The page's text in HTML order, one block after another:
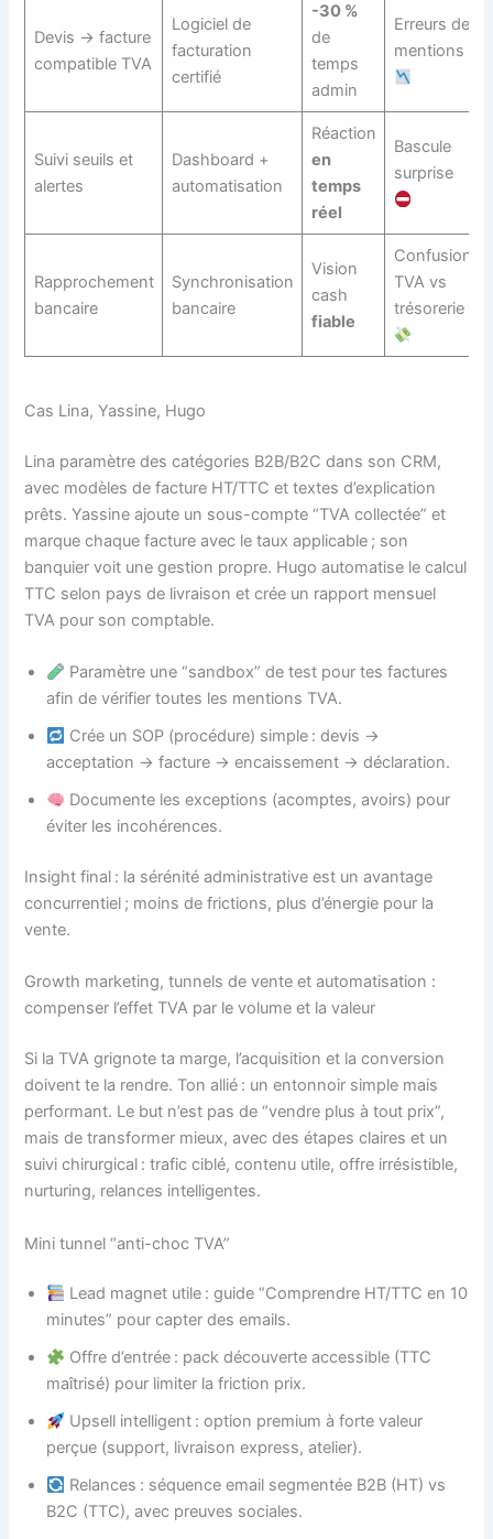
Devis → facture
compatible TVA
Logiciel de
facturation
certifié
-30 %
de
temps
admin
Erreurs de
mentions
Suivi seuils et
alertes
Dashboard +
automatisation
Réaction
en
temps
réel
Bascule
surprise
Rapprochement
bancaire
Synchronisation
bancaire
Vision
cash
fiable
Confusion
TVA vs
trésorerie
Cas Lina, Yassine, Hugo
Lina paramètre des catégories B2B/B2C dans son CRM,
avec modèles de facture HT/TTC et textes d’explication
prêts. Yassine ajoute un sous-compte “TVA collectée” et
marque chaque facture avec le taux applicable ; son
banquier voit une gestion propre. Hugo automatise le calcul
TTC selon pays de livraison et crée un rapport mensuel
TVA pour son comptable.
Paramètre une “sandbox” de test pour tes factures
afin de vérifier toutes les mentions TVA.
Crée un SOP (procédure) simple : devis →
acceptation → facture → encaissement → déclaration.
Documente les exceptions (acomptes, avoirs) pour
éviter les incohérences.
Insight final : la sérénité administrative est un avantage
concurrentiel ; moins de frictions, plus d’énergie pour la
vente.
Growth marketing, tunnels de vente et automatisation :
compenser l’effet TVA par le volume et la valeur
Si la TVA grignote ta marge, l’acquisition et la conversion
doivent te la rendre. Ton allié : un entonnoir simple mais
performant. Le but n’est pas de “vendre plus à tout prix”,
mais de transformer mieux, avec des étapes claires et un
suivi chirurgical : trafic ciblé, contenu utile, offre irrésistible,
nurturing, relances intelligentes.
Mini tunnel “anti-choc TVA”
Lead magnet utile : guide “Comprendre HT/TTC en 10
minutes” pour capter des emails.
Offre d’entrée : pack découverte accessible (TTC
maîtrisé) pour limiter la friction prix.
Upsell intelligent : option premium à forte valeur
perçue (support, livraison express, atelier).
Relances : séquence email segmentée B2B (HT) vs
B2C (TTC), avec preuves sociales.